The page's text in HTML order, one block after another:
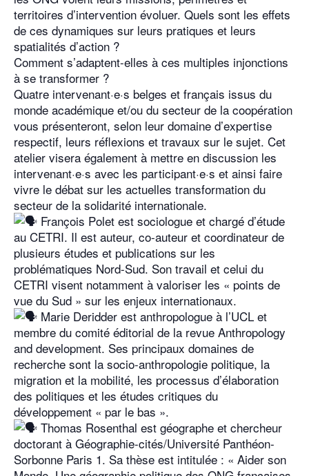
territoires d’intervention évoluer. Quels sont les effets
de ces dynamiques sur leurs pratiques et leurs
spatialités d’action ?
Comment s’adaptent-elles à ces multiples injonctions
à se transformer ?
Quatre intervenant·e·s belges et français issus du
monde académique et/ou du secteur de la coopération
vous présenteront, selon leur domaine d’expertise
respectif, leurs réflexions et travaux sur le sujet. Cet
atelier visera également à mettre en discussion les
intervenant·e·s avec les participant·e·s et ainsi faire
vivre le débat sur les actuelles transformation du
secteur de la solidarité internationale.
François Polet est sociologue et chargé d’étude
au CETRI. Il est auteur, co-auteur et coordinateur de
plusieurs études et publications sur les
problématiques Nord-Sud. Son travail et celui du
CETRI visent notamment à valoriser les « points de
vue du Sud » sur les enjeux internationaux.
Marie Deridder est anthropologue à l’UCL et
membre du comité éditorial de la revue Anthropology
and development. Ses principaux domaines de
recherche sont la socio-anthropologie politique, la
migration et la mobilité, les processus d’élaboration
des politiques et les études critiques du
développement « par le bas ».
Thomas Rosenthal est géographe et chercheur
doctorant à Géographie-cités/Université Panthéon-
Sorbonne Paris 1. Sa thèse est intitulée : « Aider son